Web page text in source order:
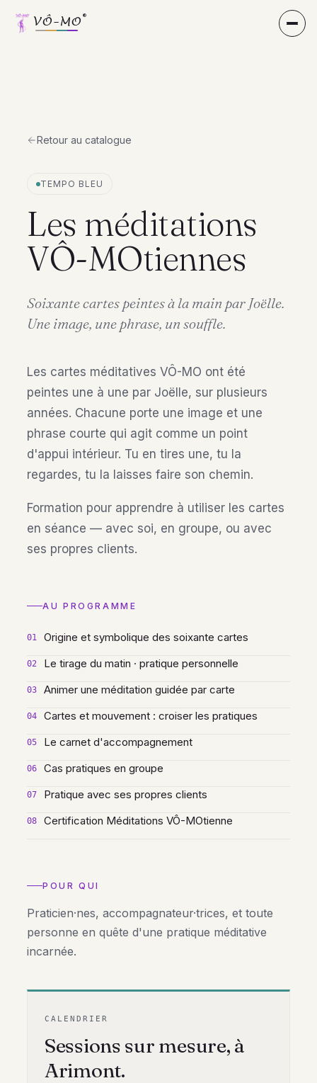
VÔ-MO ®
Retour au catalogue
TEMPO BLEU
Les méditations
VÔ-MOtiennes
Soixante cartes peintes à la main par Joëlle.
Une image, une phrase, un souffle.
Les cartes méditatives VÔ-MO ont été
peintes une à une par Joëlle, sur plusieurs
années. Chacune porte une image et une
phrase courte qui agit comme un point
d'appui intérieur. Tu en tires une, tu la
regardes, tu la laisses faire son chemin.
Formation pour apprendre à utiliser les cartes
en séance — avec soi, en groupe, ou avec
ses propres clients.
AU PROGRAMME
01 Origine et symbolique des soixante cartes
02 Le tirage du matin · pratique personnelle
03 Animer une méditation guidée par carte
04 Cartes et mouvement : croiser les pratiques
05 Le carnet d'accompagnement
06 Cas pratiques en groupe
07 Pratique avec ses propres clients
08 Certification Méditations VÔ-MOtienne
POUR QUI
Praticien·nes, accompagnateur·trices, et toute
personne en quête d'une pratique méditative
incarnée.
CALENDRIER
Sessions sur mesure, à
Arimont.